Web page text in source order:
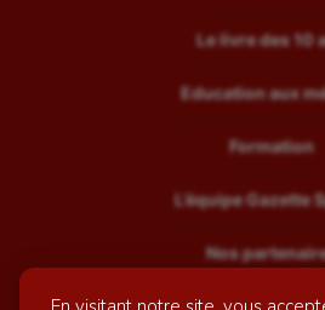
Le livre des 10
Education aux
Formation
L’équipe Gazette
Nos
Recrutement